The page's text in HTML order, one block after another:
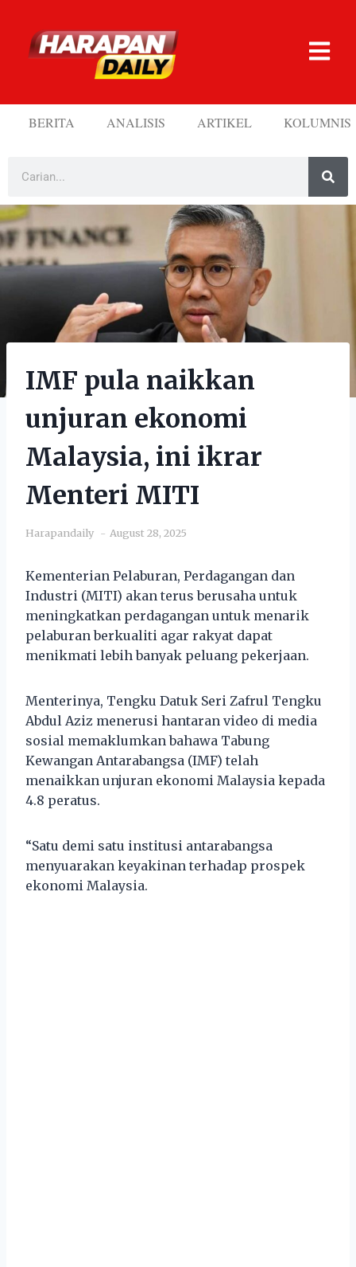
BERITA ANALISIS ARTIKEL KOLUMNIS
IMF pula naikkan
unjuran ekonomi
Malaysia, ini ikrar
Menteri MITI
Harapandaily August 28, 2025
Kementerian Pelaburan, Perdagangan dan
Industri (MITI) akan terus berusaha untuk
meningkatkan perdagangan untuk menarik
pelaburan berkualiti agar rakyat dapat
menikmati lebih banyak peluang pekerjaan.
Menterinya, Tengku Datuk Seri Zafrul Tengku
Abdul Aziz menerusi hantaran video di media
sosial memaklumkan bahawa Tabung
Kewangan Antarabangsa (IMF) telah
menaikkan unjuran ekonomi Malaysia kepada
4.8 peratus.
“Satu demi satu institusi antarabangsa
menyuarakan keyakinan terhadap prospek
ekonomi Malaysia.